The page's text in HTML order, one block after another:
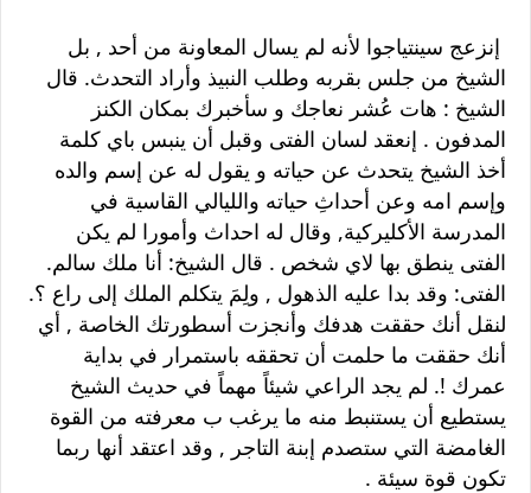
إنزعج سينتياجوا لأنه لم يسال المعاونة من أحد , بل
الشيخ من جلس بقربه وطلب النبيذ وأراد التحدث. قال
الشيخ : هات عُشر نعاجك و سأخبرك بمكان الكنز
المدفون . إنعقد لسان الفتى وقبل أن ينبس باي كلمة
أخذ الشيخ يتحدث عن حياته و يقول له عن إسم والده
وإسم امه وعن أحداثِ حياته والليالي القاسية في
المدرسة الأكليركية, وقال له احداث وأمورا لم يكن
الفتى ينطق بها لاي شخص . قال الشيخ: أنا ملك سالم.
الفتى: وقد بدا عليه الذهول , ولِمَ يتكلم الملك إلى راع ؟.
لنقل أنك حققت هدفك وأنجزت أسطورتك الخاصة , أي
أنك حققت ما حلمت أن تحققه باستمرار في بداية
عمرك !. لم يجد الراعي شيئاً مهماً في حديث الشيخ
يستطيع أن يستنبط منه ما يرغب ب معرفته من القوة
الغامضة التي ستصدم إبنة التاجر , وقد اعتقد أنها ربما
تكون قوة سيئة .